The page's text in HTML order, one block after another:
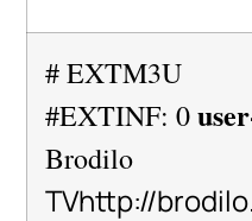
# EXTM3U
#EXTINF: 0
Brodilo
TVhttp://